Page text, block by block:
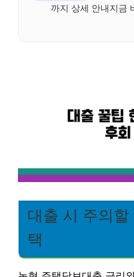
까지 상세 안내지금
대출 시 주의할
택